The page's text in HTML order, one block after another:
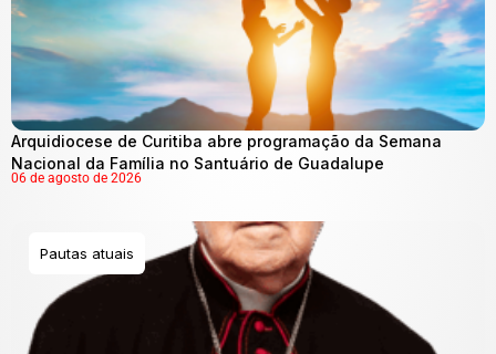
Arquidiocese de Curitiba abre programação da Semana
Nacional da Família no Santuário de Guadalupe
06 de agosto de 2026
Pautas atuais